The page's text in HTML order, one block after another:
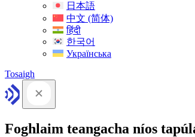
日本語
中文 (简体)
हिंदी
한국어
Українська
Tosaigh
Foghlaim teangacha níos